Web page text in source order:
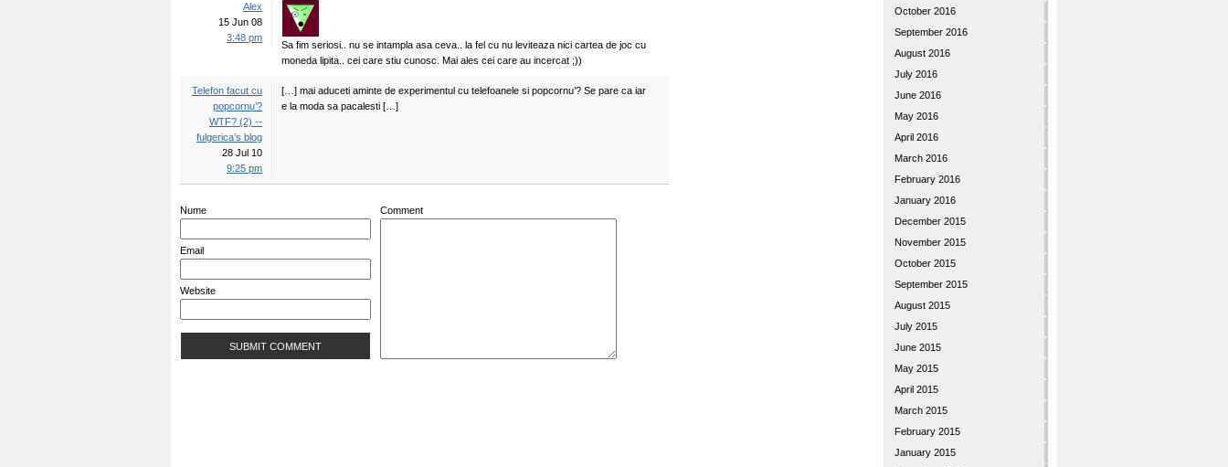
Alex
15 Jun 08
3:48 pm
Sa fim seriosi.. nu se intampla asa ceva.. la fel cu nu leviteaza nici cartea de joc cu
moneda lipita.. cei care stiu cunosc. Mai ales cei care au incercat ;))
Telefon facut cu
popcornu’?
WTF? (2) --
fulgerica’s blog
28 Jul 10
9:25 pm
[…] mai aduceti aminte de experimentul cu telefoanele si popcornu’? Se pare ca iar
e la moda sa pacalesti […]
Nume
Email
Website
Comment
October 2016
September 2016
August 2016
July 2016
June 2016
May 2016
April 2016
March 2016
February 2016
January 2016
December 2015
November 2015
October 2015
September 2015
August 2015
July 2015
June 2015
May 2015
April 2015
March 2015
February 2015
January 2015